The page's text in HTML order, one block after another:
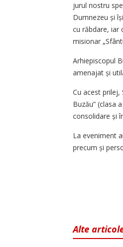
jurul nostru
Dumnezeu și
cu răbdare, iar
misionar
Arhiepiscopul
amenajat și
Cu acest prilej,
Buzău” (clasa
consolidare și
La eveniment
precum și
Alte